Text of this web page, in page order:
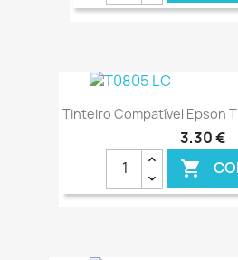
Tinteiro Compatível Epson
3,30 €
